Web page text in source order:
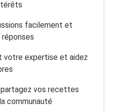
facilement et
votre expertise et aidez
vos recettes
communauté